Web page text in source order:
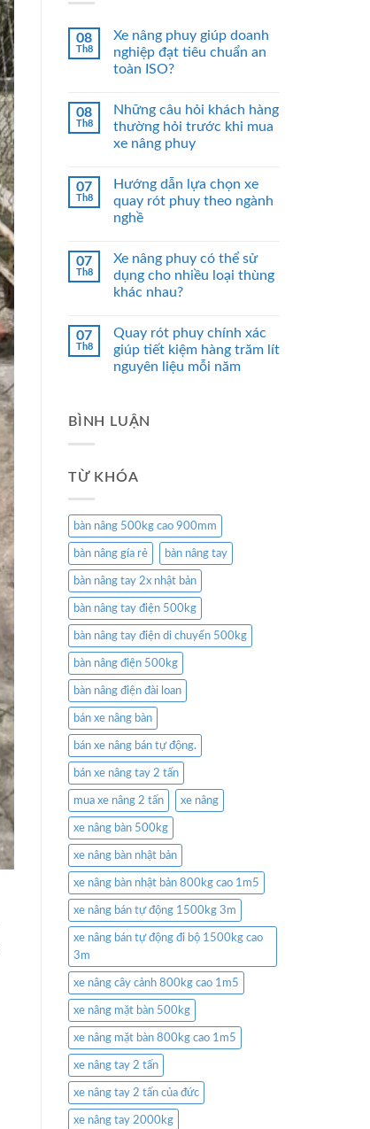
08
Th8
Xe nâng phuy giúp doanh
nghiệp đạt tiêu chuẩn an
toàn ISO?
08
Th8
Những câu hỏi khách hàng
thường hỏi trước khi mua
xe nâng phuy
07
Th8
Hướng dẫn lựa chọn xe
quay rót phuy theo ngành
nghề
07
Th8
Xe nâng phuy có thể sử
dụng cho nhiều loại thùng
khác nhau?
07
Th8
Quay rót phuy chính xác
giúp tiết kiệm hàng trăm lít
nguyên liệu mỗi năm
BÌNH LUẬN
TỪ KHÓA
bàn nâng 500kg cao 900mm
bàn nâng gía rẻ bàn nâng tay
bàn nâng tay 2x nhật bản
bàn nâng tay điện 500kg
bàn nâng tay điện di chuyển 500kg
bàn nâng điện 500kg
bàn nâng điện đài loan
bán xe nâng bàn
bán xe nâng bán tự động.
bán xe nâng tay 2 tấn
mua xe nâng 2 tấn xe nâng
xe nâng bàn 500kg
xe nâng bàn nhật bản
xe nâng bàn nhật bản 800kg cao 1m5
xe nâng bán tự động 1500kg 3m
xe nâng bán tự động đi bộ 1500kg cao
3m
xe nâng cây cảnh 800kg cao 1m5
xe nâng mặt bàn 500kg
xe nâng mặt bàn 800kg cao 1m5
xe nâng tay 2 tấn
xe nâng tay 2 tấn của đức
xe nâng tay 2000kg